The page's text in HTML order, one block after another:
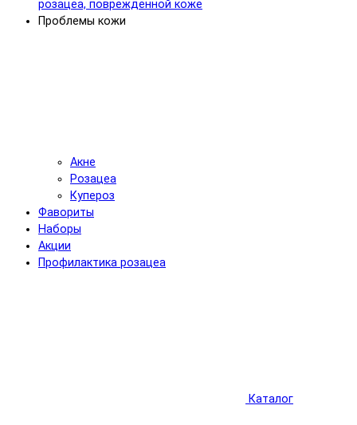
розацеа, поврежденной коже
Проблемы кожи
Акне
Розацеа
Купероз
Фавориты
Наборы
Акции
Профилактика розацеа
Каталог